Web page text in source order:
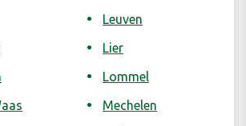
Leuven
Lier
Lommel
Mechelen